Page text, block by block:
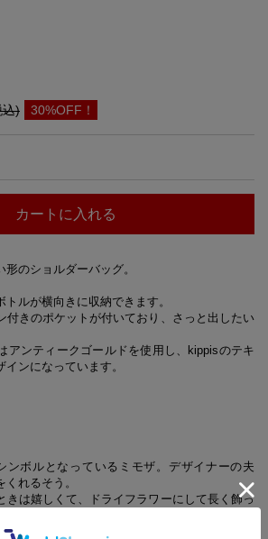
込) 30%OFF！
カートに入れる
のショルダーバッグ。
ルが横向きに収納できます。
付きのポケットが付いており、さっと出したい
アンティークゴールドを使用し、kippisのテキ
ンになっています。
ンボルとなっているミモザ。デザイナーの夫
れるそう。
きは嬉しくて、ドライフラワーにして長く飾っ